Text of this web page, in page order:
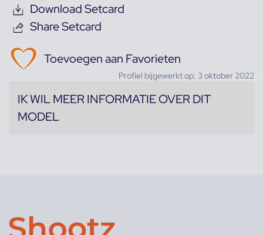
Download Setcard
Share Setcard
Toevoegen aan Favorieten
Profiel bijgewerkt op: 3 oktober 2022
IK WIL MEER INFORMATIE OVER DIT
MODEL